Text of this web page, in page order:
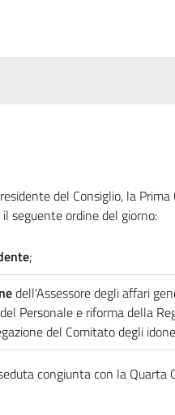
del Consiglio, la
il seguente ordine del giorno:
;
dell'Assessore degli affari
Personale e riforma della
del Comitato degli
congiunta con la Quarta